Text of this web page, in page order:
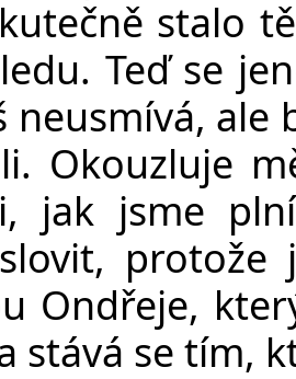
stalo
Teď se
neusmívá,
Okouzluje
jak jsme
Ondřeje,
stává se tím,